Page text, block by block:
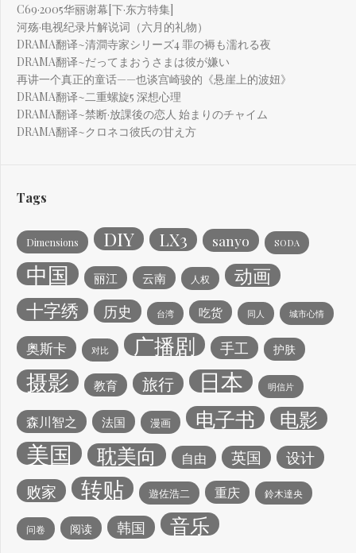
C69·2005华丽谢幕[下·东方特集]
河殇·电视纪录片解说词（六月的礼物）
DRAMA翻译~清澗寺家シリーズ4 罪の褥も濡れる夜
DRAMA翻译~だってまおうさまは彼が嫌い
再讲一个真正的童话——也谈宫崎骏的《悬崖上的波妞》
DRAMA翻译~二重螺旋5 深想心理
DRAMA翻译~禁断·放課後の恋人 始まりのチャイム
DRAMA翻译~クロネコ彼氏の甘え方
Tags
Dimensions DIY LX3 sanyo SODA
中国 丽江 云南 人权 动画
十字绣 历史 台湾 吃货 同人 城市心情
奥斯卡 对比 广播剧 手工 护肤
摄影 教育 旅行 日本 明信片
森川智之 法国 漫画 电子书 电影
美国 耽美向 自由 英国 设计
败家 转贴 遊佐浩二 重庆 鈴木達央
问卷 阅读 韩国 音乐